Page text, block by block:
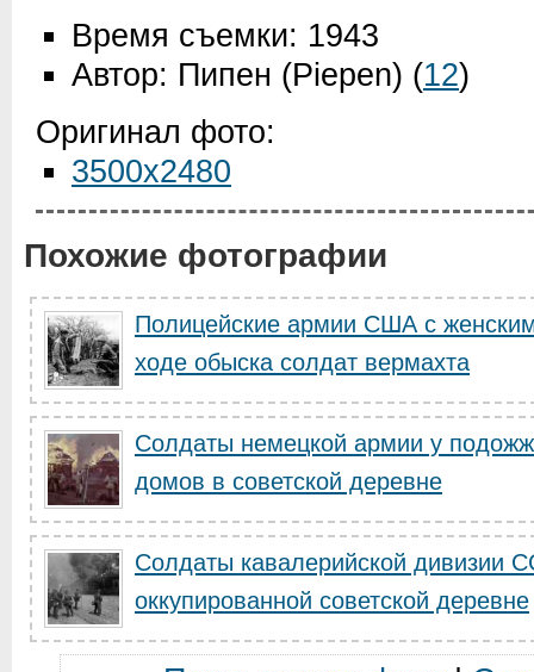
Время съемки: 1943
Автор: Пипен (Piepen) (12)
Оригинал фото:
3500x2480
Похожие фотографии
Полицейские армии США с
ходе обыска солдат вермахта
Солдаты немецкой армии у
домов в советской деревне
Солдаты кавалерийской дивизии
оккупированной советской деревне